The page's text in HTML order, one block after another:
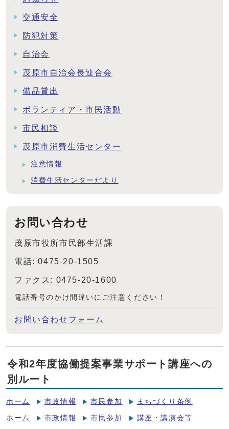
交通安全
防犯対策
自治会
茂原市自治会長連合会
備品貸出
ボランティア・市民活動
市民相談
茂原市消費生活センター
注意情報
消費生活センターだより
お問い合わせ
茂原市役所市民部生活課
電話: 0475-20-1505
ファクス: 0475-20-1600
電話番号のかけ間違いにご注意ください！
お問い合わせフォーム
令和2年度協働提案事業サポート講座への
別ルート
ホーム 市政情報 市民参加 まちづくり条例
ホーム 市政情報 市民参加 講座・講演会等